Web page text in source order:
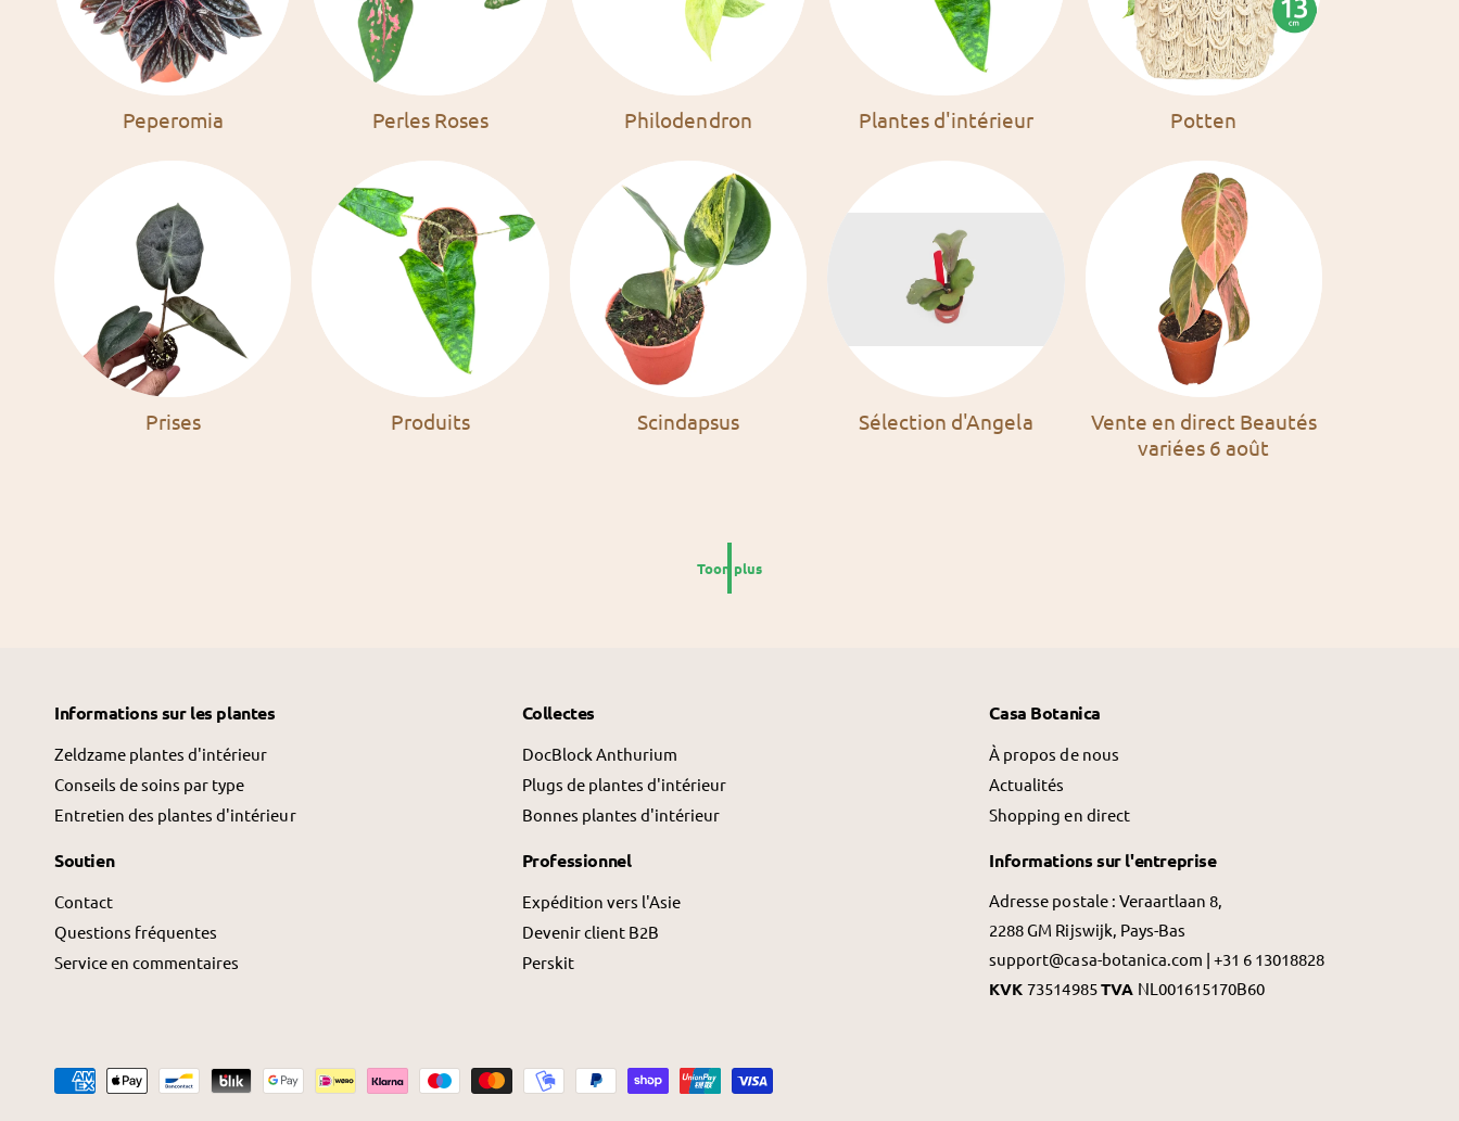
Peperomia Perles Roses Philodendron Plantes d'intérieur Potten
Prises Produits Scindapsus Sélection d'Angela
Vente en direct Beautés
variées 6 août
Toon plus
Informations sur les plantes
Zeldzame plantes d'intérieur
Conseils de soins par type
Entretien des plantes d'intérieur
Collectes
DocBlock Anthurium
Plugs de plantes d'intérieur
Bonnes plantes d'intérieur
Casa Botanica
À propos de nous
Actualités
Shopping en direct
Soutien
Contact
Questions fréquentes
Service en commentaires
Professionnel
Expédition vers l'Asie
Devenir client B2B
Perskit
Informations sur l'entreprise
Adresse postale : Veraartlaan 8,
2288 GM Rijswijk, Pays-Bas
support@casa-botanica.com | +31 6 13018828
KVK 73514985TVA NL001615170B60